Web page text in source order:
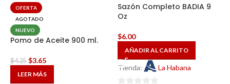
OFERTA
AGOTADO
NUEVO
Pomo de Aceite 900 ml.
$4.25 $3.65
LEER MÁS
Sazón Completo BADIA 9
Oz
$6.00
AÑADIR AL CARRITO
Tienda: La Habana